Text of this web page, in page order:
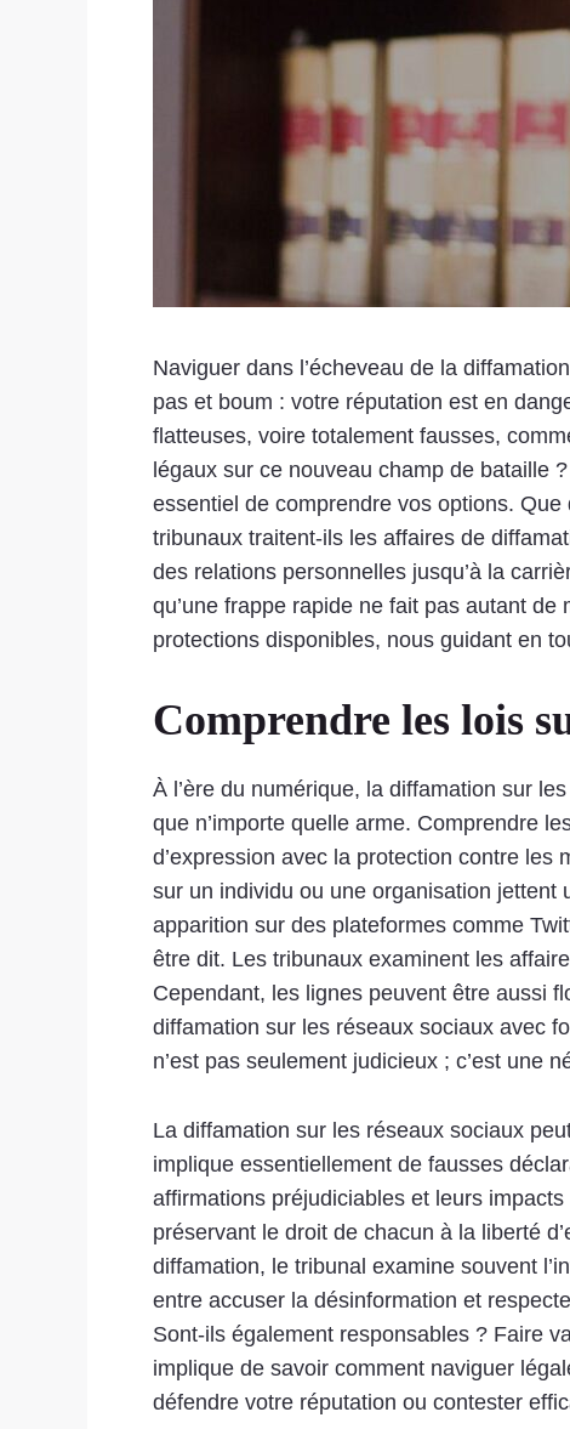
Naviguer dans l’écheveau de la
pas et boum : votre réputation est en
flatteuses, voire totalement fausses,
légaux sur ce nouveau champ de bataille
essentiel de comprendre vos options.
tribunaux traitent-ils les affaires de
des relations personnelles jusqu’à la
qu’une frappe rapide ne fait pas autant
protections disponibles, nous guidant en
Comprendre les lois
À l’ère du numérique, la diffamation sur
que n’importe quelle arme. Comprendre
d’expression avec la protection contre
sur un individu ou une organisation
apparition sur des plateformes comme
être dit. Les tribunaux examinent les
Cependant, les lignes peuvent être aussi
diffamation sur les réseaux sociaux avec
n’est pas seulement judicieux ; c’est une
La diffamation sur les réseaux sociaux
implique essentiellement de fausses
affirmations préjudiciables et leurs
préservant le droit de chacun à la liberté
diffamation, le tribunal examine souvent
entre accuser la désinformation et
Sont-ils également responsables ? Faire
implique de savoir comment naviguer
défendre votre réputation ou contester